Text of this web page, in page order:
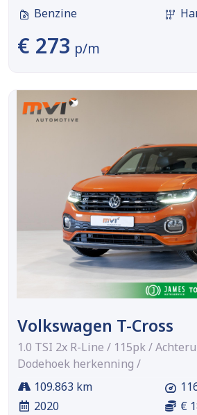
Benzine
€ 273 p/m
Volkswagen T-Cross
1.0 TSI 2x R-Line / 115pk /
Dodehoek herkenning /
109.863 km
2020
€